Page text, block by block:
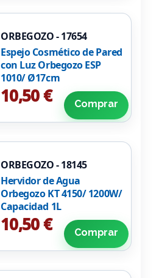
ORBEGOZO - 17654
Espejo Cosmético de Pared
con Luz Orbegozo ESP
1010/ Ø17cm
10,50 € Comprar
ORBEGOZO - 18145
Hervidor de Agua
Orbegozo KT 4150/ 1200W/
Capacidad 1L
10,50 € Comprar